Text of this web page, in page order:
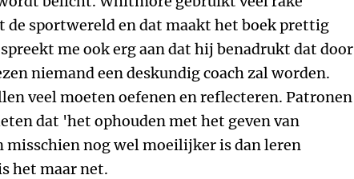
de sportwereld en dat maakt het boek prettig
me ook erg aan dat hij benadrukt dat door
niemand een deskundig coach zal worden.
veel moeten oefenen en reflecteren. Patronen
dat 'het ophouden met het geven van
misschien nog wel moeilijker is dan leren
het maar net.